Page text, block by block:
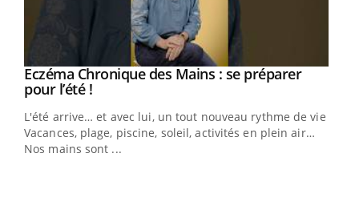
Youtube
Eczéma Chronique des Mains : se préparer
pour l’été !Youtube
L'été arrive… et avec lui, un tout nouveau rythme de vie !
Vacances, plage, piscine, soleil, activités en plein air…
Nos mains sont ...